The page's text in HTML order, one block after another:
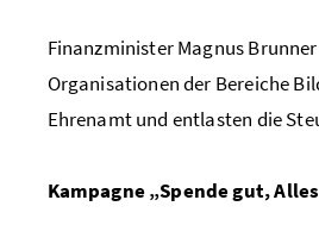
Finanzminister Magnus
Organisationen der Bereiche
Ehrenamt und entlasten die
Kampagne „Spende gut,